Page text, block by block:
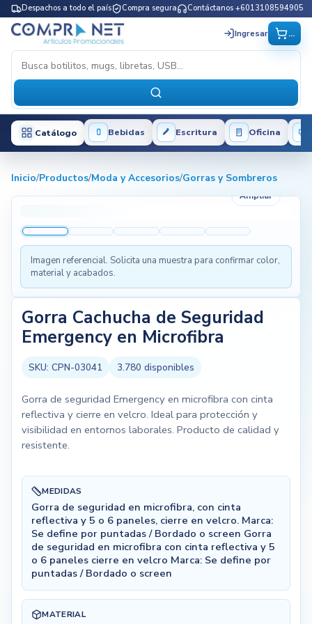
Despachos a todo el país Compra segura Contáctanos +6013108594905
Ingresar ...
Catálogo Bebidas Escritura Oficina
Inicio/Productos/Moda y Accesorios/Gorras y Sombreros
Ampliar
Imagen referencial. Solicita una muestra para confirmar color,
material y acabados.
Gorra Cachucha de Seguridad
Emergency en Microfibra
SKU: CPN-03041 3.780 disponibles
Gorra de seguridad Emergency en microfibra con cinta
reflectiva y cierre en velcro. Ideal para protección y
visibilidad en entornos laborales. Producto de calidad y
resistente.
MEDIDAS
Gorra de seguridad en microfibra, con cinta
reflectiva y 5 o 6 paneles, cierre en velcro. Marca:
Se define por puntadas / Bordado o screen Gorra
de seguridad en microfibra con cinta reflectiva y 5
o 6 paneles cierre en velcro Marca: Se define por
puntadas / Bordado o screen
MATERIAL